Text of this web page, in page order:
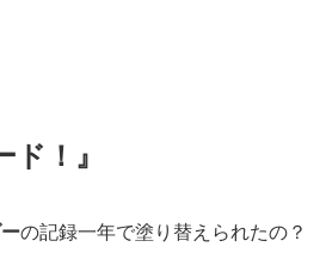
ド！』
の記録一年で塗り替えられたの？